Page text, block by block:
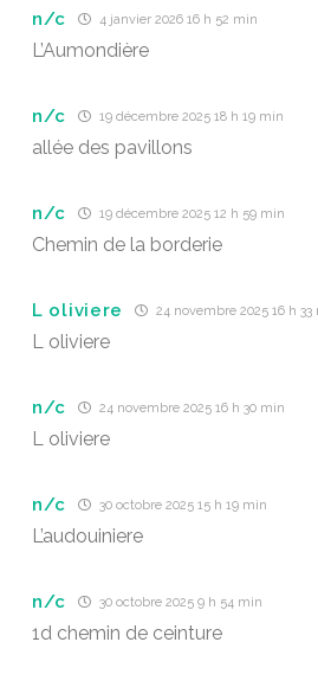
n/c 4 janvier 2026 16 h 52 min
L’Aumondière
n/c 19 décembre 2025 18 h 19 min
allée des pavillons
n/c 19 décembre 2025 12 h 59 min
Chemin de la borderie
L oliviere 24 novembre 2025 16 h 33
L oliviere
n/c 24 novembre 2025 16 h 30 min
L oliviere
n/c 30 octobre 2025 15 h 19 min
L’audouiniere
n/c 30 octobre 2025 9 h 54 min
1d chemin de ceinture